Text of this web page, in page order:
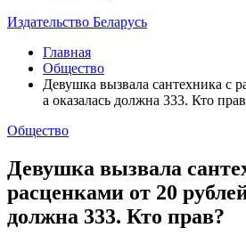
Издательство Беларусь
Главная
Общество
Девушка вызвала сантехника с
а оказалась должна 333. Кто
Общество
Девушка вызвала
расценками от 20
должна 333. Кто прав?